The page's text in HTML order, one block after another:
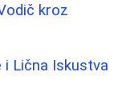
kroz
i Lična Iskustva